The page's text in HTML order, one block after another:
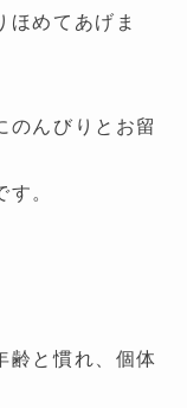
ほめてあげま
のんびりとお留
。
齢と慣れ、個体